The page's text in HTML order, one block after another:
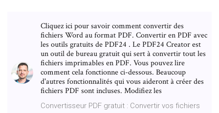
Cliquez ici pour savoir comment convertir des
fichiers Word au format PDF. Convertir en PDF avec
les outils gratuits de PDF24 . Le PDF24 Creator est
un outil de bureau gratuit qui sert à convertir tout les
fichiers imprimables en PDF. Vous pouvez lire
comment cela fonctionne ci-dessous. Beaucoup
d'autres fonctionnalités qui vous aideront à créer des
fichiers PDF sont incluses. Modifiez les
Convertisseur PDF gratuit : Convertir vos fichiers